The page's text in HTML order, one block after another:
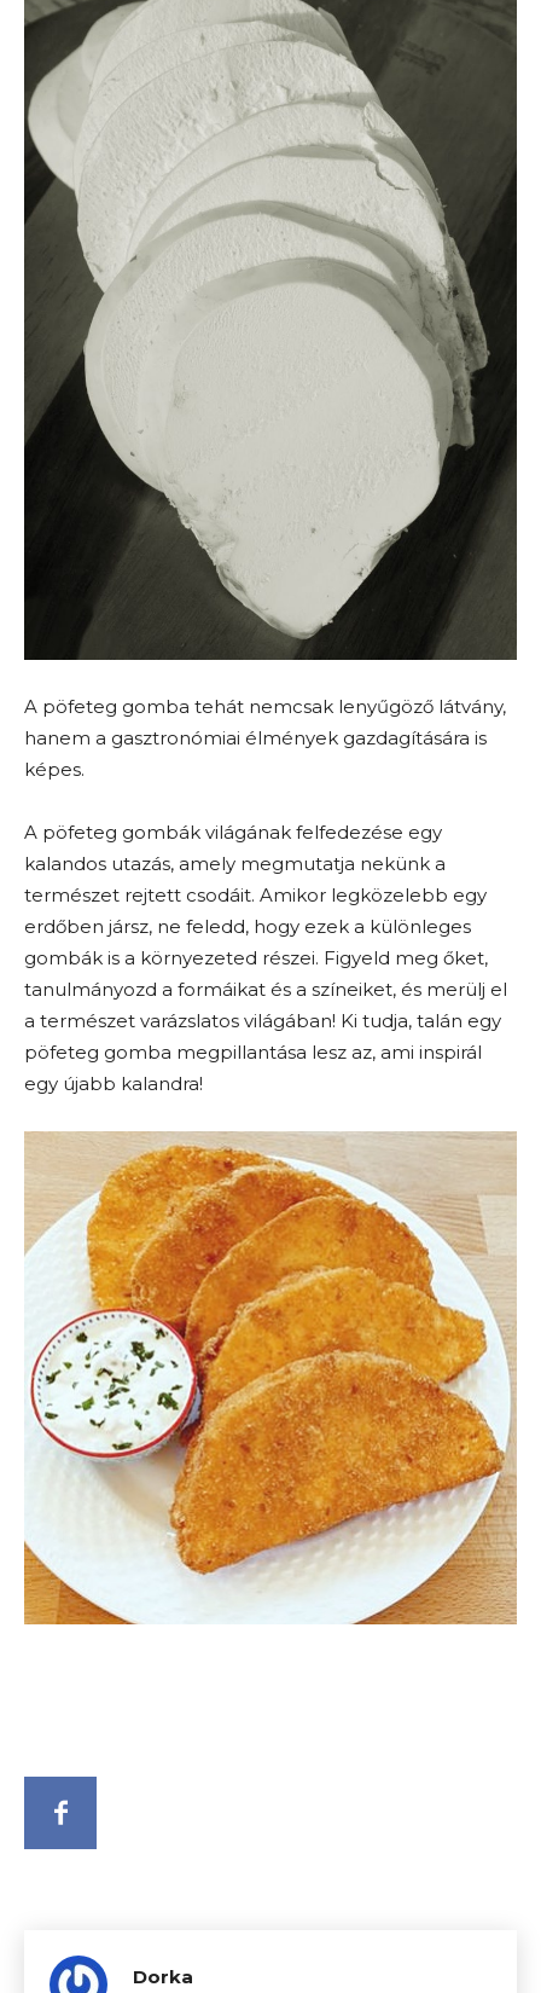
A pöfeteg gomba tehát nemcsak lenyűgöző látvány,
hanem a gasztronómiai élmények gazdagítására is
képes.
A pöfeteg gombák világának felfedezése egy
kalandos utazás, amely megmutatja nekünk a
természet rejtett csodáit. Amikor legközelebb egy
erdőben jársz, ne feledd, hogy ezek a különleges
gombák is a környezeted részei. Figyeld meg őket,
tanulmányozd a formáikat és a színeiket, és merülj el
a természet varázslatos világában! Ki tudja, talán egy
pöfeteg gomba megpillantása lesz az, ami inspirál
egy újabb kalandra!
Dorka